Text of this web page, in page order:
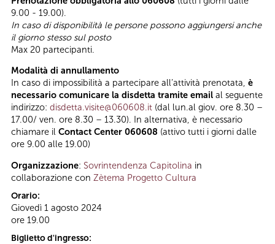
9.00 - 19.00).
In caso di disponibilità le persone possono aggiungersi anche
il giorno stesso sul posto
Max 20 partecipanti.
Modalità di annullamento
In caso di impossibilità a partecipare all’attività prenotata, è
necessario comunicare la disdetta tramite email al seguente
indirizzo: disdetta.visite@060608.it (dal lun.al giov. ore 8.30 –
17.00/ ven. ore 8.30 – 13.30). In alternativa, è necessario
chiamare il Contact Center 060608 (attivo tutti i giorni dalle
ore 9.00 alle 19.00)
Organizzazione: Sovrintendenza Capitolina in
collaborazione con Zètema Progetto Cultura
Orario:
Giovedì 1 agosto 2024
ore 19.00
Biglietto d'ingresso: